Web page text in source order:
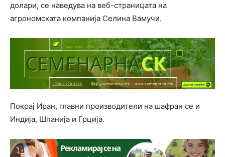
долари, се наведува на веб-страницата на
агрономската компанија Селина Вамучи.
Покрај Иран, главни производители на шафран се и
Индија, Шпанија и Грција.